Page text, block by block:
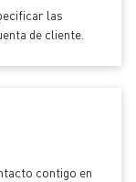
las
de cliente.
contigo en